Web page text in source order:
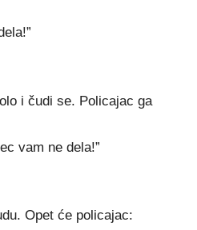
i čudi se. Policajac ga
vam ne dela!”
Opet će policajac: